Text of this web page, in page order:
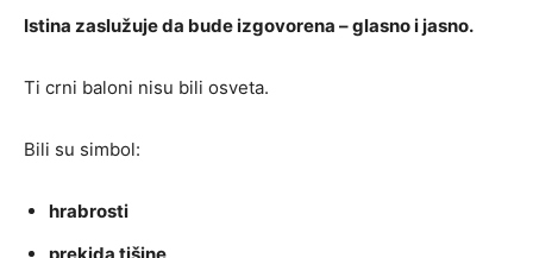
Istina zaslužuje da bude izgovorena – glasno i jasno.
Ti crni baloni nisu bili osveta.
Bili su simbol:
hrabrosti
prekida tišine